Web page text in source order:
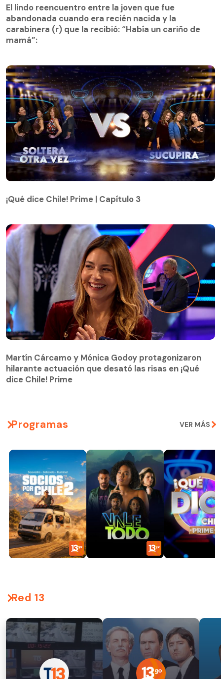
abandonada cuando era recién nacida y la
carabinera (r) que la recibió: “Había un cariño de
mamá”:
El lindo reencuentro entre la joven que fue
abandonada cuando era recién nacida y la
carabinera (r) que la recibió: “Había un cariño de
mamá”:
¡Qué dice Chile! Prime | Capítulo 3
hilarante actuación que desató las risas en ¡Qué
dice Chile! Prime
Martín Cárcamo y Mónica Godoy protagonizaron
hilarante actuación que desató las risas en ¡Qué
dice Chile! Prime
Programas VER MÁS
Red 13